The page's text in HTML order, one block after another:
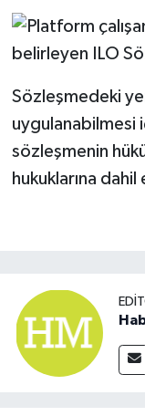
Sözleşmedeki
uygulanabilmesi
sözleşmenin
hukuklarına